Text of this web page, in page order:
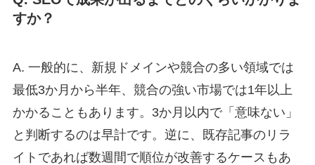
すか？
A. 一般的に、新規ドメインや競合の多い領域では
最低3か月から半年、競合の強い市場では1年以上
かかることもあります。3か月以内で「意味ない」
と判断するのは早計です。逆に、既存記事のリラ
イトであれば数週間で順位が改善するケースもあ